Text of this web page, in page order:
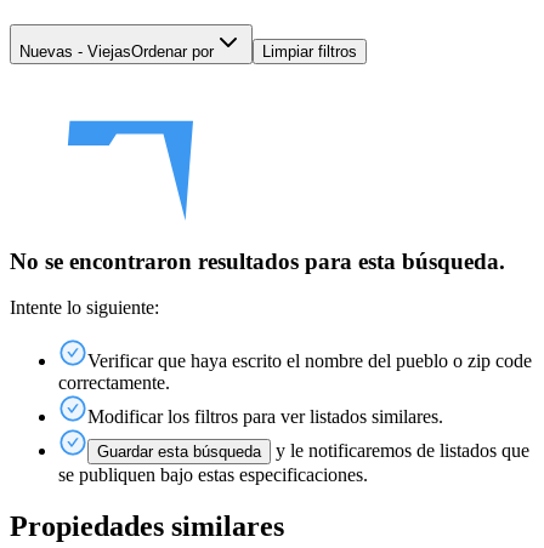
Nuevas - ViejasOrdenar por Limpiar filtros
No se encontraron resultados para esta búsqueda.
Intente lo siguiente:
Verificar que haya escrito el nombre del pueblo o zip code
correctamente.
Modificar los filtros para ver listados similares.
Guardar esta búsqueda
y le notificaremos de listados que
se publiquen bajo estas especificaciones.
Propiedades similares